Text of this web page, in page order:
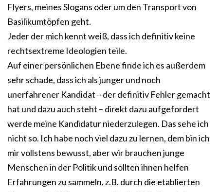
Flyers, meines Slogans oder um den Transport von
Basilikumtöpfen geht.
Jeder der mich kennt weiß, dass ich definitiv keine
rechtsextreme Ideologien teile.
Auf einer persönlichen Ebene finde ich es außerdem
sehr schade, dass ich als junger und noch
unerfahrener Kandidat – der definitiv Fehler gemacht
hat und dazu auch steht – direkt dazu aufgefordert
werde meine Kandidatur niederzulegen. Das sehe ich
nicht so. Ich habe noch viel dazu zu lernen, dem bin ich
mir vollstens bewusst, aber wir brauchen junge
Menschen in der Politik und sollten ihnen helfen
Erfahrungen zu sammeln, z.B. durch die etablierten